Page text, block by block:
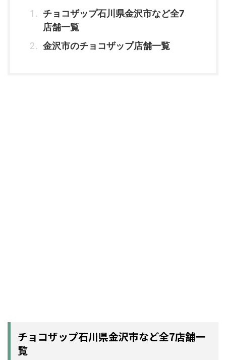
チョコザップ石川県金沢市など全7
店舗一覧
金沢市のチョコザップ店舗一覧
チョコザップ石川県金沢市など全7店舗一
覧